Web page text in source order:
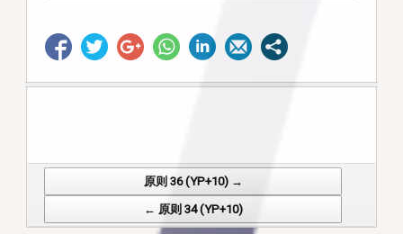
Post navigation原则 36 (YP+10) →
← 原则 34 (YP+10)